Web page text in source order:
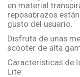
en material
reposabrazos
gusto del usuario.
Disfruta de unas
scooter de alta
Características de
Lite: